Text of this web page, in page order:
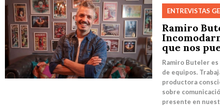
ENTREVISTAS
Ramiro
que nos
Ramiro Buteler
de equipos.
productora
sobre
presente en